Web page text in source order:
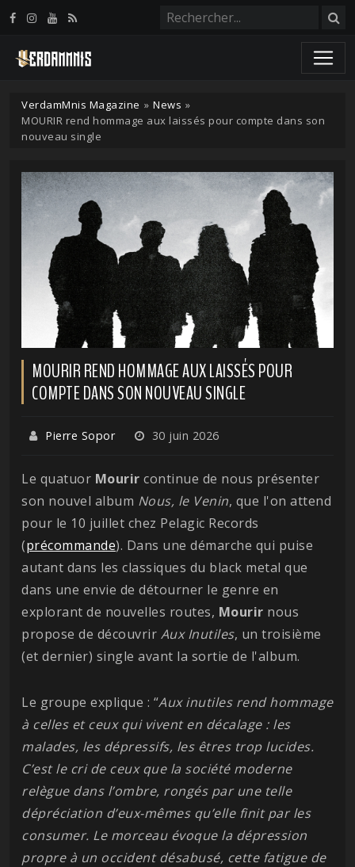
VerdamMnis Magazine » News »
MOURIR rend hommage aux laissés pour compte dans son
nouveau single
MOURIR REND HOMMAGE AUX LAISSÉS POUR
COMPTE DANS SON NOUVEAU SINGLE
Pierre Sopor 30 juin 2026
Le quatuor Mourir continue de nous présenter
son nouvel album Nous, le Venin, que l'on attend
pour le 10 juillet chez Pelagic Records
(précommande). Dans une démarche qui puise
autant dans les classiques du black metal que
dans une envie de détourner le genre en
explorant de nouvelles routes, Mourir nous
propose de découvrir Aux Inutiles, un troisième
(et dernier) single avant la sortie de l'album.
Le groupe explique : “Aux inutiles rend hommage
à celles et ceux qui vivent en décalage : les
malades, les dépressifs, les êtres trop lucides.
C’est le cri de ceux que la société moderne
relègue dans l’ombre, rongés par une telle
dépréciation d’eux-mêmes qu’elle finit par les
consumer. Le morceau évoque la dépression
propre à un occident désabusé, cette fatigue de
Panneau de gestion des cookies